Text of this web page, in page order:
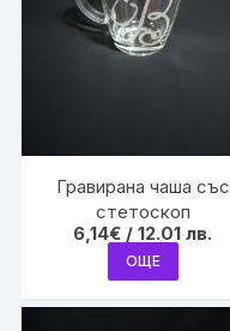
Гравирана чаша със
стетоскоп
6,14€ / 12.01 лв.
ОЩЕ